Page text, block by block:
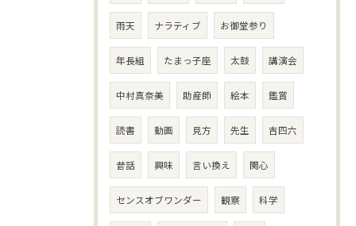
雨天 ナラティブ お御堂参り
年長組 たまっ子座 太鼓 講演会
中村真奈美 助産師 絵本 鑑賞
読書 動画 見方 先生 吉四六
昔話 興味 言い換え 関心
センスオブワンダー 観察 科学